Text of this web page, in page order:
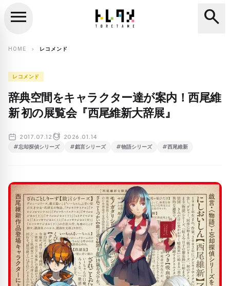
search
menu search
HOME chevron_right レコメンド
レコメンド
辞典空間をキャラクター達が案内！西尾維
新 初の展覧会『西尾維新大辞展』
2017.07.12 2026.01.14
#忘却探偵シリーズ #戯言シリーズ #物語シリーズ #西尾維新